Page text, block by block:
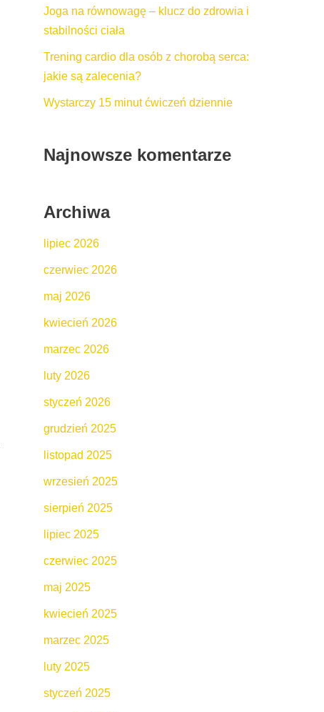
Joga na równowagę – klucz do zdrowia i
stabilności ciała
Trening cardio dla osób z chorobą serca:
jakie są zalecenia?
Wystarczy 15 minut ćwiczeń dziennie
Najnowsze komentarze
Archiwa
lipiec 2026
czerwiec 2026
maj 2026
kwiecień 2026
marzec 2026
luty 2026
styczeń 2026
grudzień 2025
listopad 2025
wrzesień 2025
sierpień 2025
lipiec 2025
czerwiec 2025
maj 2025
kwiecień 2025
marzec 2025
luty 2025
styczeń 2025